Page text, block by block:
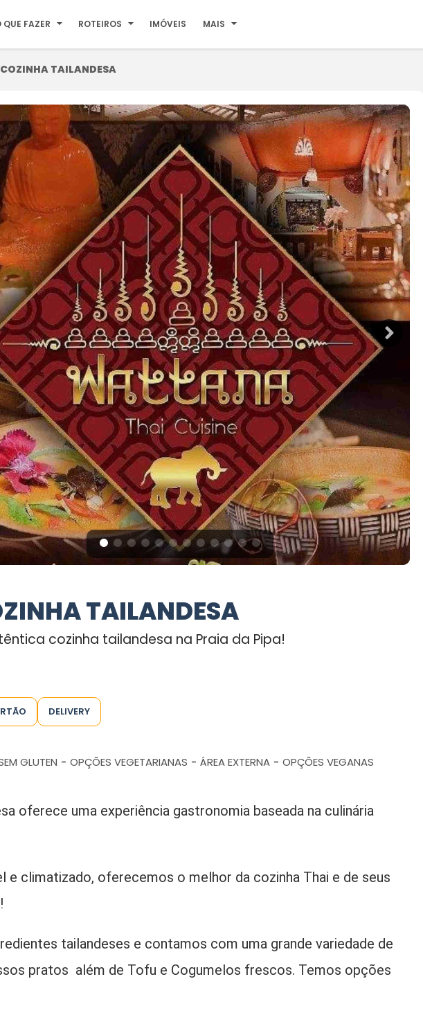
QUE FAZER ROTEIROS IMÓVEIS MAIS
TAILANDESA
TAILANDESA
cozinha tailandesa na Praia da Pipa!
DELIVERY
GLUTEN - OPÇÕES VEGETARIANAS - ÁREA EXTERNA - OPÇÕES VEGANAS
oferece uma experiência gastronomia baseada na culinária
e climatizado, oferecemos o melhor da cozinha Thai e de seus
tailandeses e contamos com uma grande variedade de
pratos além de Tofu e Cogumelos frescos. Temos opções